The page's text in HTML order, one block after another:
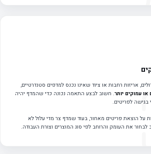
אריזות רחבות או ציוד שאינו נכנס למדפים סטנדרטיים,
עמוקים יותר. חשוב לבצע התאמה נכונה כדי שהמדף יהיה
בגישה לפריטים.
על הוצאת פריטים מאחור, בעוד שמדף צר מדי עלול לא
את העומק והרוחב לפי סוג המוצרים וצורת העבודה.